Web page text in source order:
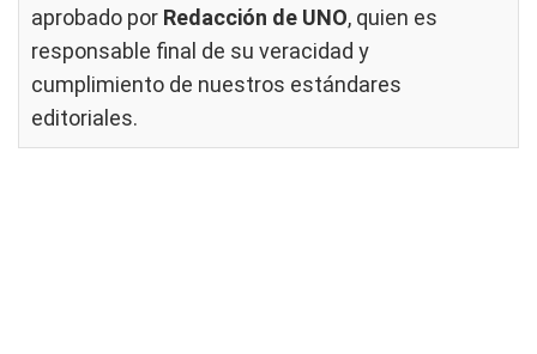
aprobado por Redacción de UNO, quien es
responsable final de su veracidad y
cumplimiento de nuestros estándares
editoriales.